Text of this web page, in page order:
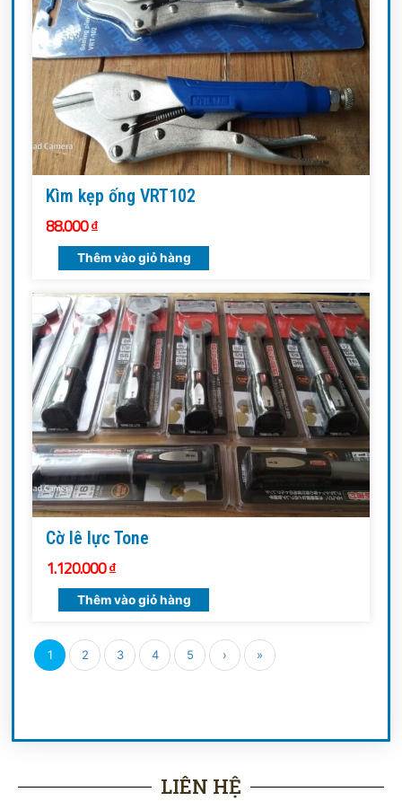
Kìm kẹp ống VRT102
88.000₫
Thêm vào giỏ hàng
Cờ lê lực Tone
1.120.000₫
Thêm vào giỏ hàng
1 2 3 4 5 › »
LIÊN HỆ